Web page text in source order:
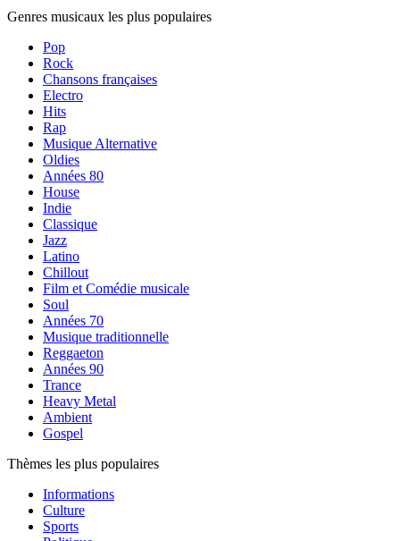
Genres musicaux les plus populaires
Pop
Rock
Chansons françaises
Electro
Hits
Rap
Musique Alternative
Oldies
Années 80
House
Indie
Classique
Jazz
Latino
Chillout
Film et Comédie musicale
Soul
Années 70
Musique traditionnelle
Reggaeton
Années 90
Trance
Heavy Metal
Ambient
Gospel
Thèmes les plus populaires
Informations
Culture
Sports